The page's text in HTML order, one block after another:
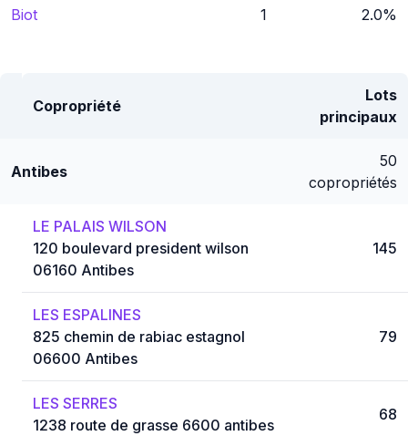
Biot 1 2.0%
Copropriété
Lots
principaux
Antibes
50
copropriétés
LE PALAIS WILSON
120 boulevard president wilson
06160 Antibes
145
LES ESPALINES
825 chemin de rabiac estagnol
06600 Antibes
79
LES SERRES
1238 route de grasse 6600 antibes
68